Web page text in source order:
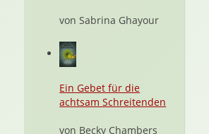
von Sabrina Ghayour
Ein Gebet für die
achtsam Schreitenden
von Becky Chambers